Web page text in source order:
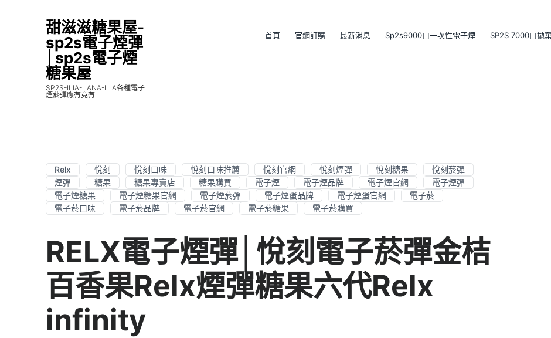
甜滋滋糖果屋-
sp2s電子煙彈
│sp2s電子煙
糖果屋
SP2S-ILIA-LANA-ILIA各種電子
煙菸彈應有竟有
首頁 官網訂購 最新消息 Sp2s9000口一次性電子煙 SP2S 7000口拋
Relx 悅刻 悅刻口味 悅刻口味推薦 悅刻官網 悅刻煙彈 悅刻糖果
悅刻菸彈
煙彈
糖果 糖果專賣店 糖果購買 電子煙 電子煙品牌 電子煙官網
電子煙彈
電子煙糖果
電子煙糖果官網 電子煙菸彈 電子煙蛋品牌 電子煙蛋官網
電子菸
電子菸口味
電子菸品牌 電子菸官網 電子菸糖果 電子菸購買
RELX電子煙彈│悅刻電子菸彈金桔
百香果Relx煙彈糖果六代Relx
infinity